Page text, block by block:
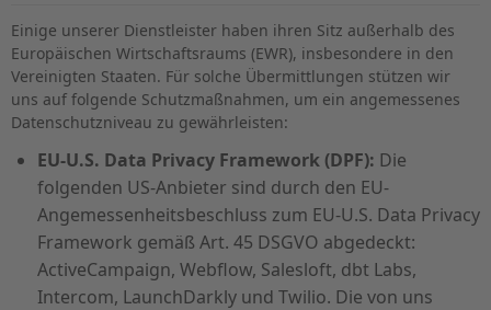
Einige unserer Dienstleister haben ihren Sitz außerhalb des
Europäischen Wirtschaftsraums (EWR), insbesondere in den
Vereinigten Staaten. Für solche Übermittlungen stützen wir
uns auf folgende Schutzmaßnahmen, um ein angemessenes
Datenschutzniveau zu gewährleisten:
EU-U.S. Data Privacy Framework (DPF): Die
folgenden US-Anbieter sind durch den EU-
Angemessenheitsbeschluss zum EU-U.S. Data Privacy
Framework gemäß Art. 45 DSGVO abgedeckt:
ActiveCampaign, Webflow, Salesloft, dbt Labs,
Intercom, LaunchDarkly und Twilio. Die von uns